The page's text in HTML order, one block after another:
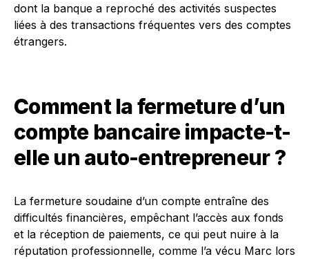
dont la banque a reproché des activités suspectes
liées à des transactions fréquentes vers des comptes
étrangers.
Comment la fermeture d’un
compte bancaire impacte-t-
elle un auto-entrepreneur ?
La fermeture soudaine d’un compte entraîne des
difficultés financières, empêchant l’accès aux fonds
et la réception de paiements, ce qui peut nuire à la
réputation professionnelle, comme l’a vécu Marc lors